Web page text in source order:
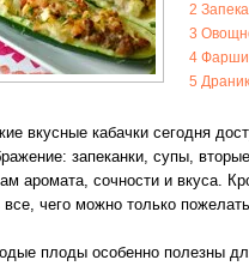
2
3
4
5
вкусные кабачки сегодня
запеканки, супы,
аромата, сочности и вкуса.
все, чего можно только
плоды особенно полезны